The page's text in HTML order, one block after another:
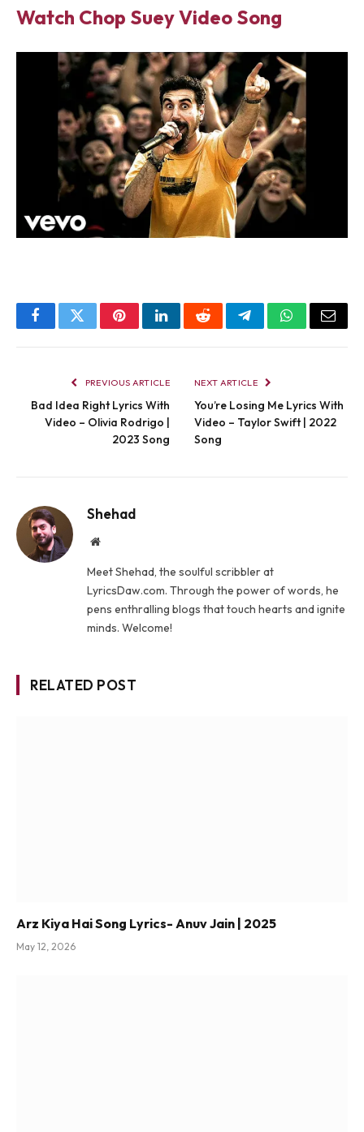
Watch Chop Suey Video Song
FacebookTwitterPinterestLinkedInRedditTelegramWhatsApp
Email
PREVIOUS ARTICLE
Bad Idea Right Lyrics With
Video – Olivia Rodrigo |
2023 Song
NEXT ARTICLE
You’re Losing Me Lyrics With
Video – Taylor Swift | 2022
Song
Shehad
Website
Meet Shehad, the soulful scribbler at
LyricsDaw.com. Through the power of words, he
pens enthralling blogs that touch hearts and ignite
minds. Welcome!
RELATED POST
Arz Kiya Hai Song Lyrics- Anuv Jain | 2025
May 12, 2026